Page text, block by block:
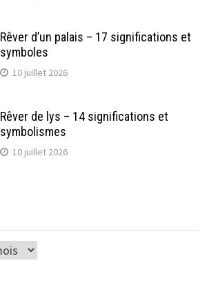
Rêver d’un palais – 17 significations et
symboles
10 juillet 2026
Rêver de lys – 14 significations et
symbolismes
10 juillet 2026